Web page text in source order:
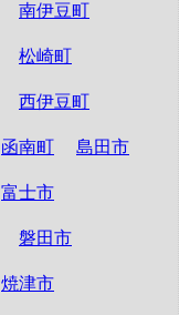
南伊豆町
松崎町
西伊豆町
函南町 島田市
富士市
磐田市
焼津市